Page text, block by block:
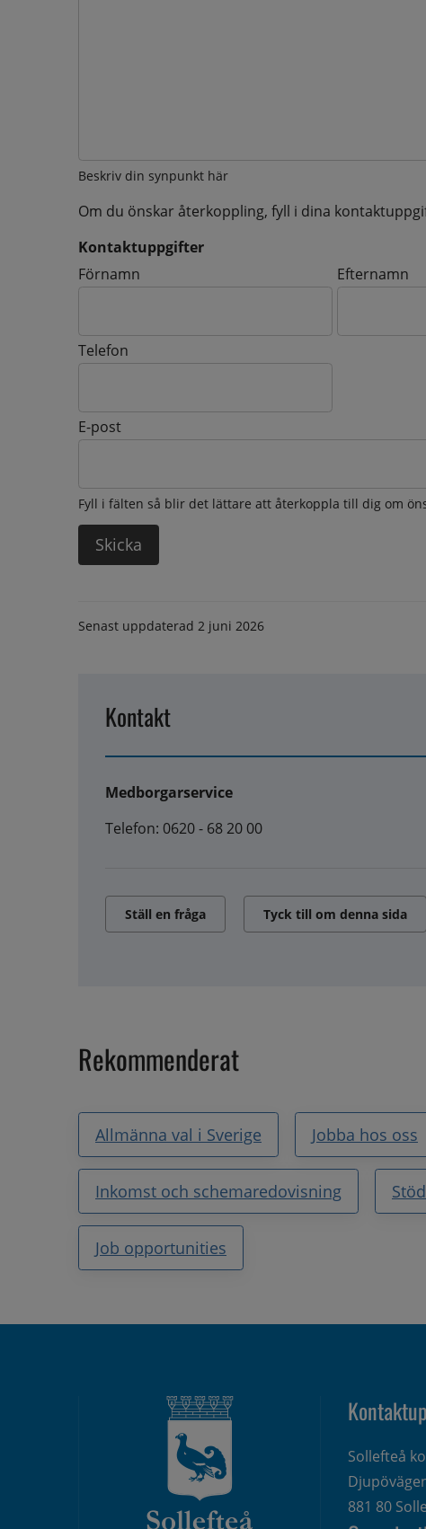
Beskriv din synpunkt här
Om du önskar återkoppling, fyll i dina
Kontaktuppgifter
Kontaktuppgifter
Förnamn Efternamn
Telefon
E-post
Fyll i fälten så blir det lättare att återkoppla till dig om
Senast uppdaterad 2 juni 2026
Kontakt
Medborgarservice
Telefon: 0620 - 68 20 00
Ställ en fråga Tyck till om denna sida
Rekommenderat
Allmänna val i Sverige Jobba hos oss
Inkomst och schemaredovisning
Job opportunities
Sollefteå
881 80